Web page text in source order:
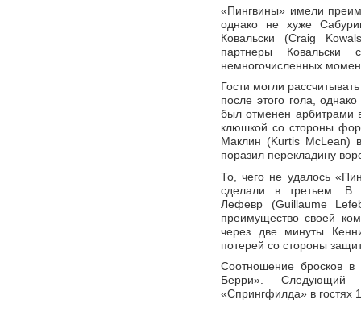
«Пингвины» имели
однако не хуже
Ковальски (Craig
партнеры Ковальски
немногочисленных
Гости могли
после этого гола,
был отменен арбитрами
клюшкой со стороны
Маклин (Kurtis McLean)
поразил перекладину
То, чего не удалось
сделали в третьем. В
Лефевр (Guillaume
преимущество своей
через две минуты
потерей со стороны
Соотношение бросков в
Берри». Следующий
«Спрингфилда» в гостях